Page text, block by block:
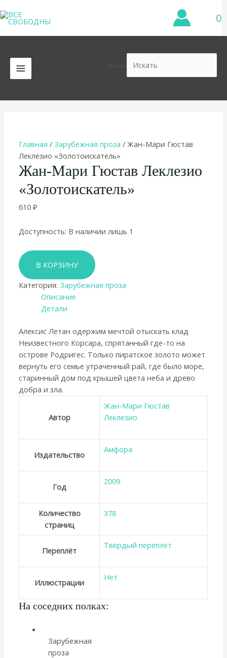
к
содержимому
0
MAIN
MENU
Главная /Зарубежная проза / Жан-Мари Гюстав
Леклезио «Золотоискатель»
Жан-Мари Гюстав Леклезио
«Золотоискатель»
610₽
Доступность: В наличии лишь 1
Количество
товара
Жан-
Мари
Гюстав
Леклезио
В КОРЗИНУ
Категория:Зарубежная проза
Описание
Детали
Алексис Летан одержим мечтой отыскать клад
Неизвестного Корсара, спрятанный где-то на
острове Родригес. Только пиратское золото может
вернуть его семье утраченный рай, где было море,
старинный дом под крышей цвета неба и древо
добра и зла.
Автор
Жан-Мари Гюстав
Леклезио
Издательство
Амфора
Год
2009
Количество
страниц
378
Переплёт
Твёрдый переплёт
Иллюстрации
Нет
На соседних полках:
Зарубежная
проза